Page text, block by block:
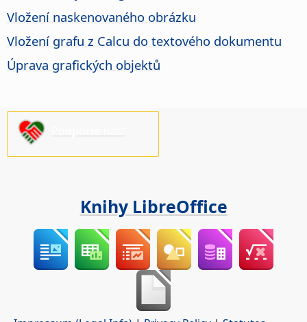
Vložení naskenovaného obrázku
Vložení grafu z Calcu do textového dokumentu
Úprava grafických objektů
Knihy LibreOffice